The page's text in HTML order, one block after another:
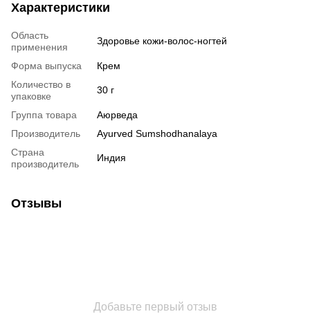
Характеристики
Область
применения
Здоровье кожи-волос-ногтей
Форма выпуска
Крем
Количество в
упаковке
30 г
Группа товара
Аюрведа
Производитель
Ayurved Sumshodhanalaya
Страна
производитель
Индия
Отзывы
Добавьте первый отзыв